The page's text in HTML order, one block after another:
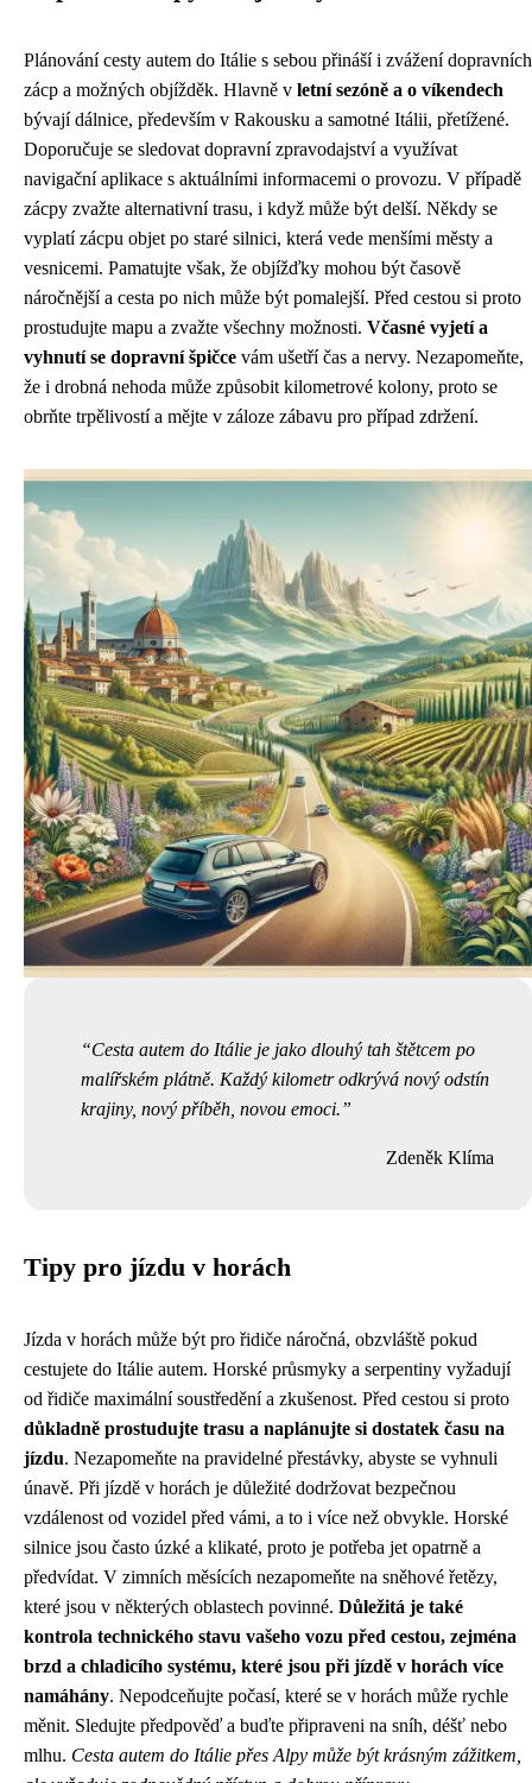
Plánování cesty autem do Itálie s sebou přináší i zvážení dopravních
zácp a možných objížděk. Hlavně v letní sezóně a o víkendech
bývají dálnice, především v Rakousku a samotné Itálii, přetížené.
Doporučuje se sledovat dopravní zpravodajství a využívat
navigační aplikace s aktuálními informacemi o provozu. V případě
zácpy zvažte alternativní trasu, i když může být delší. Někdy se
vyplatí zácpu objet po staré silnici, která vede menšími městy a
vesnicemi. Pamatujte však, že objížďky mohou být časově
náročnější a cesta po nich může být pomalejší. Před cestou si proto
prostudujte mapu a zvažte všechny možnosti. Včasné vyjetí a
vyhnutí se dopravní špičce vám ušetří čas a nervy. Nezapomeňte,
že i drobná nehoda může způsobit kilometrové kolony, proto se
obrňte trpělivostí a mějte v záloze zábavu pro případ zdržení.
Cesta autem do Itálie je jako dlouhý tah štětcem po
malířském plátně. Každý kilometr odkrývá nový odstín
krajiny, nový příběh, novou emoci.
Zdeněk Klíma
Tipy pro jízdu v horách
Jízda v horách může být pro řidiče náročná, obzvláště pokud
cestujete do Itálie autem. Horské průsmyky a serpentiny vyžadují
od řidiče maximální soustředění a zkušenost. Před cestou si proto
důkladně prostudujte trasu a naplánujte si dostatek času na
jízdu. Nezapomeňte na pravidelné přestávky, abyste se vyhnuli
únavě. Při jízdě v horách je důležité dodržovat bezpečnou
vzdálenost od vozidel před vámi, a to i více než obvykle. Horské
silnice jsou často úzké a klikaté, proto je potřeba jet opatrně a
předvídat. V zimních měsících nezapomeňte na sněhové řetězy,
které jsou v některých oblastech povinné. Důležitá je také
kontrola technického stavu vašeho vozu před cestou, zejména
brzd a chladicího systému, které jsou při jízdě v horách více
namáhány. Nepodceňujte počasí, které se v horách může rychle
měnit. Sledujte předpověď a buďte připraveni na sníh, déšť nebo
mlhu. Cesta autem do Itálie přes Alpy může být krásným zážitkem,